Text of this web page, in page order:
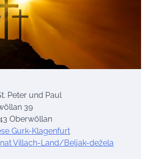
Peter und Paul
39
Oberwöllan
Gurk-Klagenfurt
Villach-Land/Beljak-dežela